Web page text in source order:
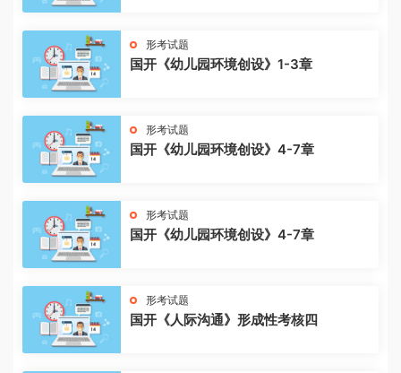
形考试题
国开《幼儿园环境创设》1-3章
形考试题
国开《幼儿园环境创设》4-7章
形考试题
国开《幼儿园环境创设》4-7章
形考试题
国开《人际沟通》形成性考核四